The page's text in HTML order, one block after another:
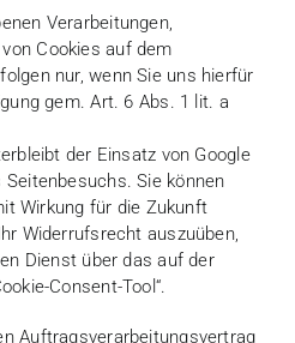
Verarbeitungen,
Cookies auf dem
nur, wenn Sie uns hierfür
gem. Art. 6 Abs. 1 lit. a
der Einsatz von Google
Sie können
Wirkung für die Zukunft
Widerrufsrecht auszuüben,
Dienst über das auf der
Consent-Tool“.
Auftragsverarbeitungsvertrag